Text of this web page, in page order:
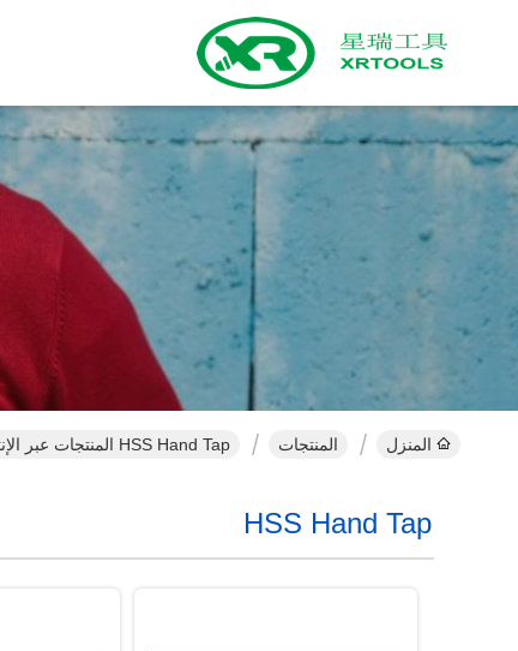
المنزل المنتجات HSS Hand Tap المنتجات عبر الإنترنت
HSS Hand Tap